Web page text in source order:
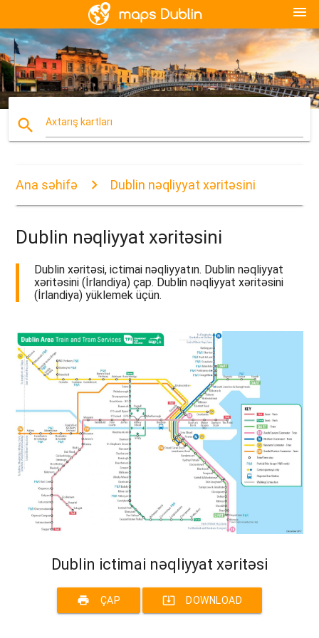
menu
search Axtarış kartları
Ana səhifə Dublin nəqliyyat xəritəsini
Dublin nəqliyyat xəritəsini
Dublin xəritəsi, ictimai nəqliyyatın. Dublin nəqliyyat
xəritəsini (İrlandiya) çap. Dublin nəqliyyat xəritəsini
(İrlandiya) yüklemek üçün.
Dublin ictimai nəqliyyat xəritəsi
print ÇAP system_update_alt DOWNLOAD